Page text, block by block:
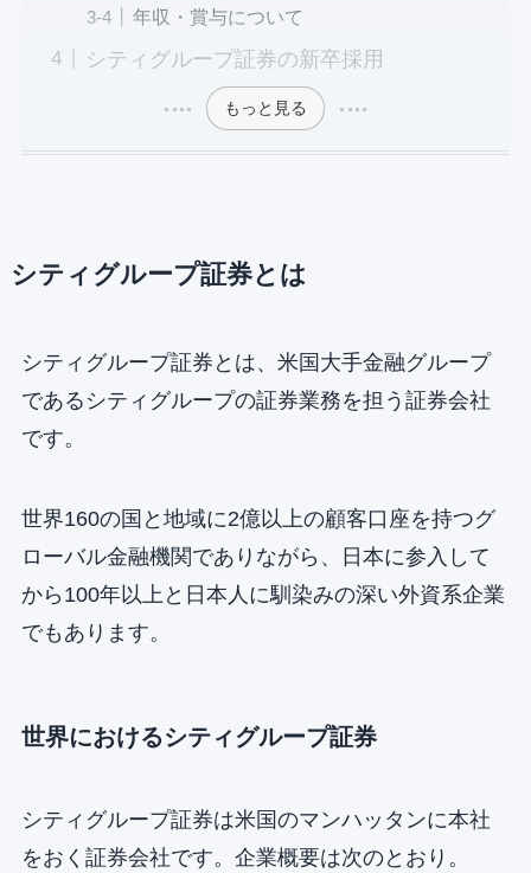
年収・賞与について
シティグループ証券の新卒採用
もっと見る
シティグループ証券とは
シティグループ証券とは、米国大手金融グループ
であるシティグループの証券業務を担う証券会社
です。
世界160の国と地域に2億以上の顧客口座を持つグ
ローバル金融機関でありながら、日本に参入して
から100年以上と日本人に馴染みの深い外資系企業
でもあります。
世界におけるシティグループ証券
シティグループ証券は米国のマンハッタンに本社
をおく証券会社です。企業概要は次のとおり。